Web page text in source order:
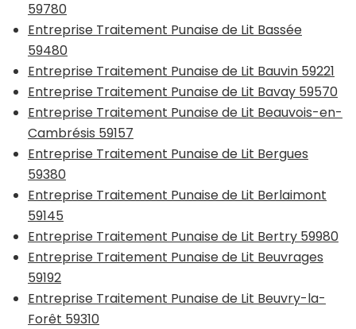
59780
Entreprise Traitement Punaise de Lit Bassée
59480
Entreprise Traitement Punaise de Lit Bauvin 59221
Entreprise Traitement Punaise de Lit Bavay 59570
Entreprise Traitement Punaise de Lit Beauvois-en-
Cambrésis 59157
Entreprise Traitement Punaise de Lit Bergues
59380
Entreprise Traitement Punaise de Lit Berlaimont
59145
Entreprise Traitement Punaise de Lit Bertry 59980
Entreprise Traitement Punaise de Lit Beuvrages
59192
Entreprise Traitement Punaise de Lit Beuvry-la-
Forêt 59310